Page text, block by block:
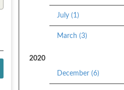
July (1)
March (3)
2020
December (6)